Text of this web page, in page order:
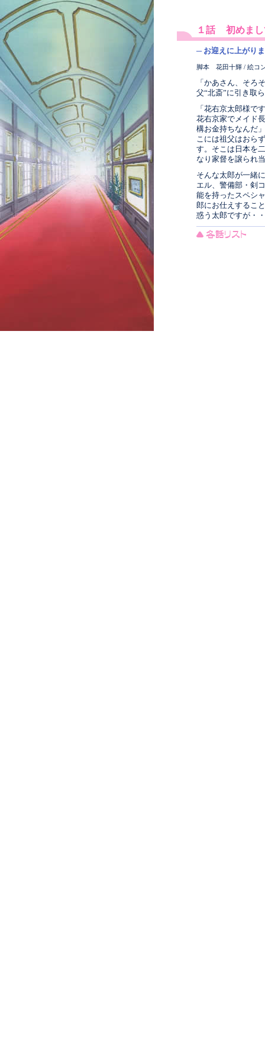
１話 初めま
─ お迎えに上がり
脚本 花田十輝 / 絵コ
「かあさん、そろ
父“北斎”に引き取
「花右京太郎様で
花右京家でメイド
構お金持ちなんだ
こには祖父はおら
す。そこは日本を
なり家督を譲られ
そんな太郎が一緒
エル、警備部・剣
能を持ったスペシ
郎にお仕えするこ
惑う太郎ですが・